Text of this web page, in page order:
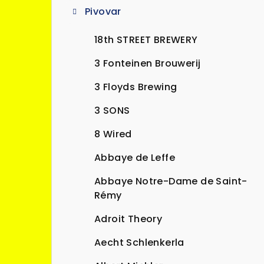
Pivovar
18th STREET BREWERY
3 Fonteinen Brouwerij
3 Floyds Brewing
3 SONS
8 Wired
Abbaye de Leffe
Abbaye Notre-Dame de Saint-
Rémy
Adroit Theory
Aecht Schlenkerla